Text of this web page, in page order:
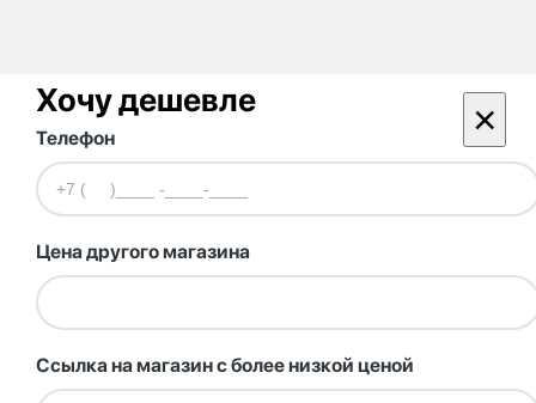
Хочу дешевле ×
Телефон
Цена другого магазина
Ссылка на магазин с более низкой ценой